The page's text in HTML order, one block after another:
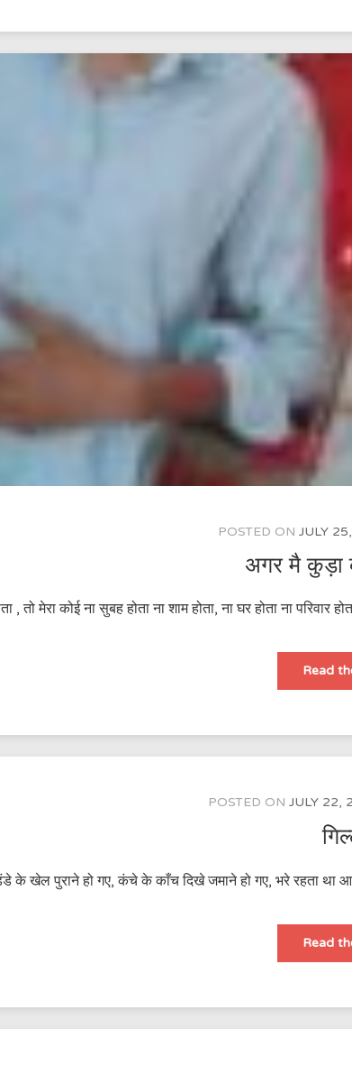
POSTED ON JULY
अगर मै कुड़ा
, तो मेरा कोई ना सुबह होता ना शाम होता, ना घर होता ना
Read
POSTED ONJULY 22,
के खेल पुराने हो गए, कंचे के काँच दिखे जमाने हो गए, भरे रहता था
Read